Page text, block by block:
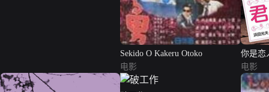
Sekido O Kakeru Otoko
电影
你是恋
电影